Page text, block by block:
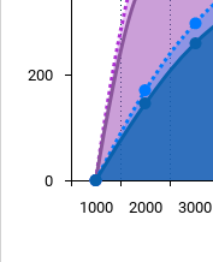
1000 2000 3000
0
200